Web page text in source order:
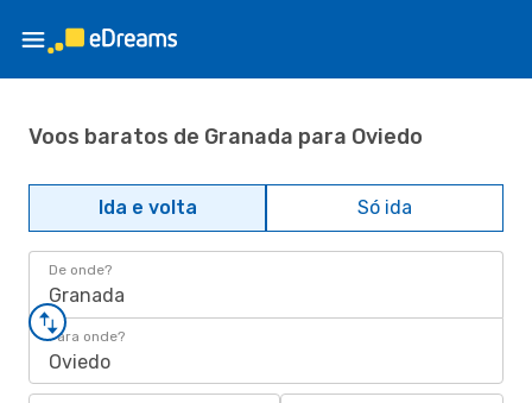
Voos baratos de Granada para Oviedo
Ida e volta Só ida
De onde?
Granada
Para onde?
Oviedo